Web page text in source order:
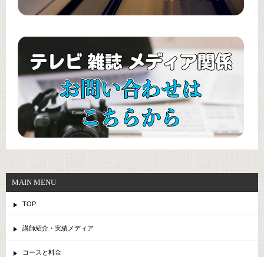
MAIN MENU
TOP
講師紹介・実績メディア
コースと料金